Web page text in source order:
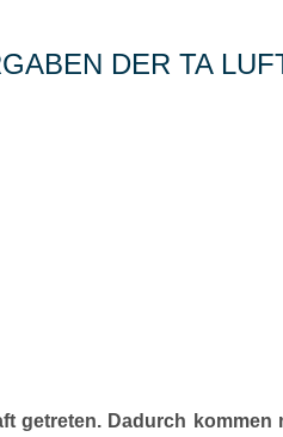
DER TA
getreten. Dadurch kommen